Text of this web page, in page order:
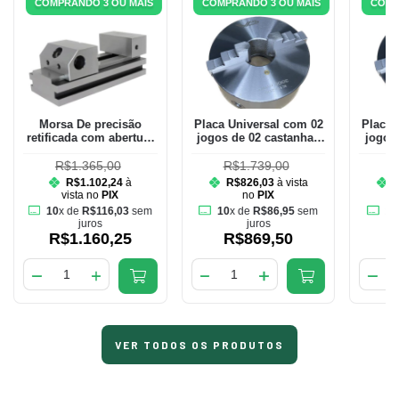
COMPRANDO 3 OU MAIS
Morsa De precisão
retificada com abertura
mordentes de 70mm
R$1.365,00
R$1.102,24 à
vista no PIX
10x de R$116,03 sem
juros
R$1.160,25
COMPRANDO 3 OU MAIS
Placa Universal com 02
jogos de 02 castanhas
R$1.739,00
R$826,03 à vista
no PIX
10x de R$86,95sem
juros
R$869,50
Placa
jogos
VER TODOS OS PRODUTOS